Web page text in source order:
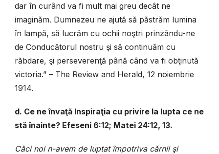
dar în curând va fi mult mai greu decât ne
imaginăm. Dumnezeu ne ajută să păstrăm lumina
în lampă, să lucrăm cu ochii noştri prinzându-ne
de Conducătorul nostru şi să continuăm cu
răbdare, şi perseverenţă până când va fi obţinută
victoria.” – The Review and Herald, 12 noiembrie
1914.
d. Ce ne învaţă Inspiraţia cu privire la lupta ce ne
stă înainte? Efeseni 6:12; Matei 24:12, 13.
Căci noi n-avem de luptat împotriva cărnii şi